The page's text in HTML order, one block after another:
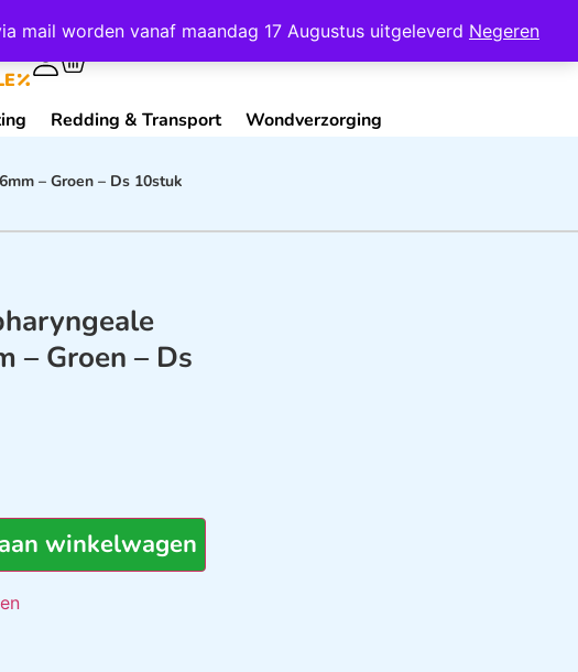
mail worden vanaf maandag 17 Augustus uitgeleverd Negeren
Mijn Account Contact
Redding & Transport Wondverzorging
– Groen – Ds 10stuk
– Groen – Ds
winkelwagen